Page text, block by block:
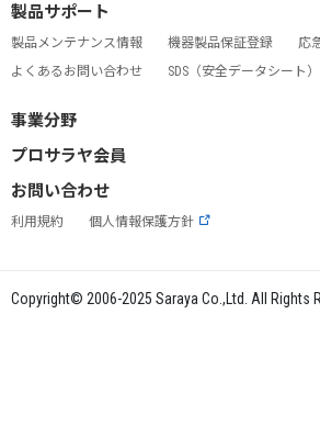
製品サポート
製品メンテナンス情報 機器製品保証登録
応
よくあるお問い合わせ
SDS（安全データシート）
事業分野
プロサラヤ会員
お問い合わせ
利用規約 個人情報保護方針
Copyright© 2006-2025 Saraya Co.,Ltd. All Rights